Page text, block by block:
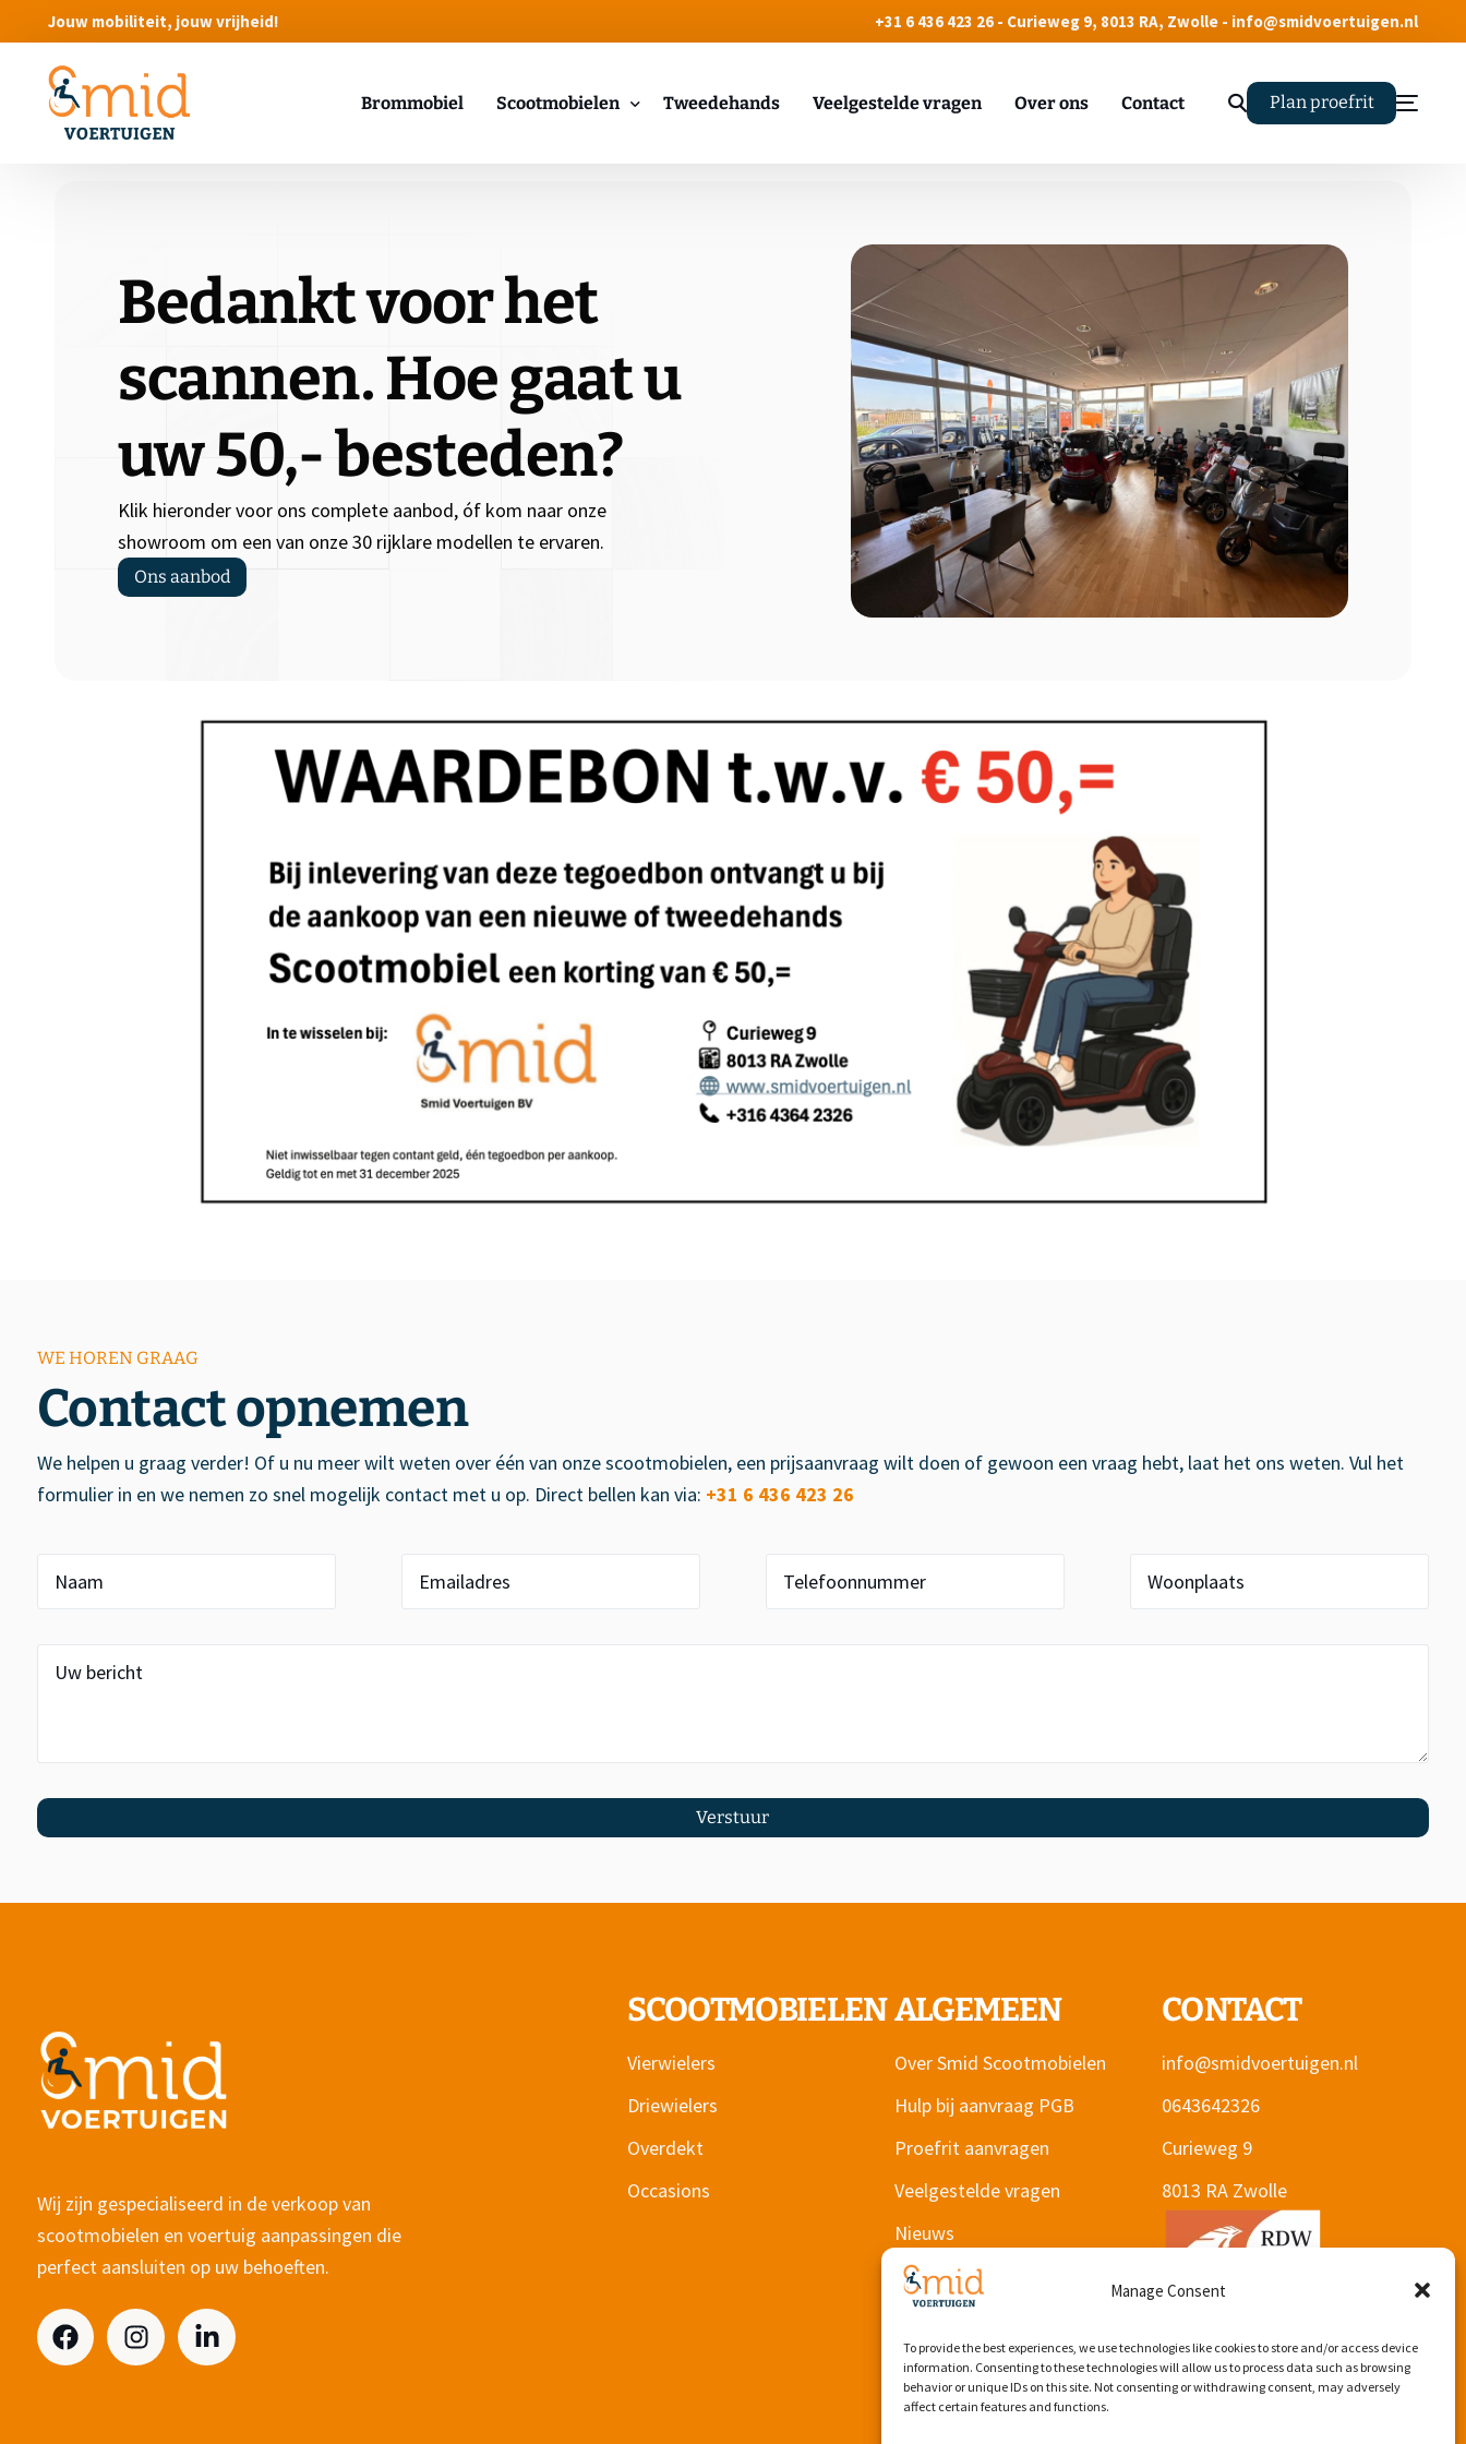
Manage Consent
To provide the best experiences, we use technologies like cookies to store and/or access device
information. Consenting to these technologies will allow us to process data such as browsing
behavior or unique IDs on this site. Not consenting or withdrawing consent, may adversely
affect certain features and functions.
Jouw mobiliteit, jouw vrijheid! +31 6 436 423 26 - Curieweg 9, 8013 RA, Zwolle - info@smidvoertuigen.nl
Brommobiel Scootmobielen
Overdekte scootmobielen
Tweedehands Veelgestelde vragen Over ons Contact Plan proefrit
Bedankt voor het
scannen. Hoe gaat u
uw 50,- besteden?​
Klik hieronder voor ons complete aanbod, óf kom naar onze
showroom om een van onze 30 rijklare modellen te ervaren.
Ons aanbod
Contact opnemen
WE HOREN GRAAG
We helpen u graag verder! Of u nu meer wilt weten over één van onze scootmobielen, een prijsaanvraag wilt doen of gewoon een vraag hebt, laat het ons weten. Vul het
formulier in en we nemen zo snel mogelijk contact met u op. Direct bellen kan via: +31 6 436 423 26
Verstuur
Wij zijn gespecialiseerd in de verkoop van
scootmobielen en voertuig aanpassingen die
perfect aansluiten op uw behoeften.
SCOOTMOBIELEN
Vierwielers
Driewielers
Overdekt
Occasions
ALGEMEEN
Over Smid Scootmobielen
Hulp bij aanvraag PGB
Proefrit aanvragen
Veelgestelde vragen
Nieuws
Contact
CONTACT
info@smidvoertuigen.nl
0643642326
Curieweg 9
8013 RA Zwolle